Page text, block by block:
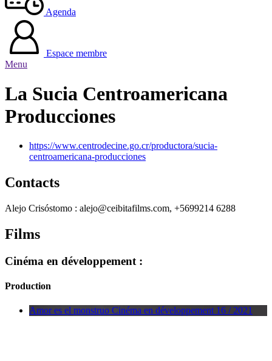
Agenda
Espace membre
Menu
La Sucia Centroamericana
Producciones
https://www.centrodecine.go.cr/productora/sucia-
centroamericana-producciones
Contacts
Alejo Crisóstomo : alejo@ceibitafilms.com, +5699214 6288
Films
Cinéma en développement :
Production
Amor es el monstruo Cinéma en développement 16 / 2021